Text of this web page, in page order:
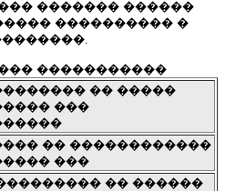
������� ������
���������� �
�����������
�� �����
���
�� ������������
���
�� ������